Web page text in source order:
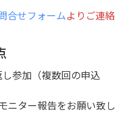
合せフォームよりご連絡
参加（複数回の申込
ニター報告をお願い致し